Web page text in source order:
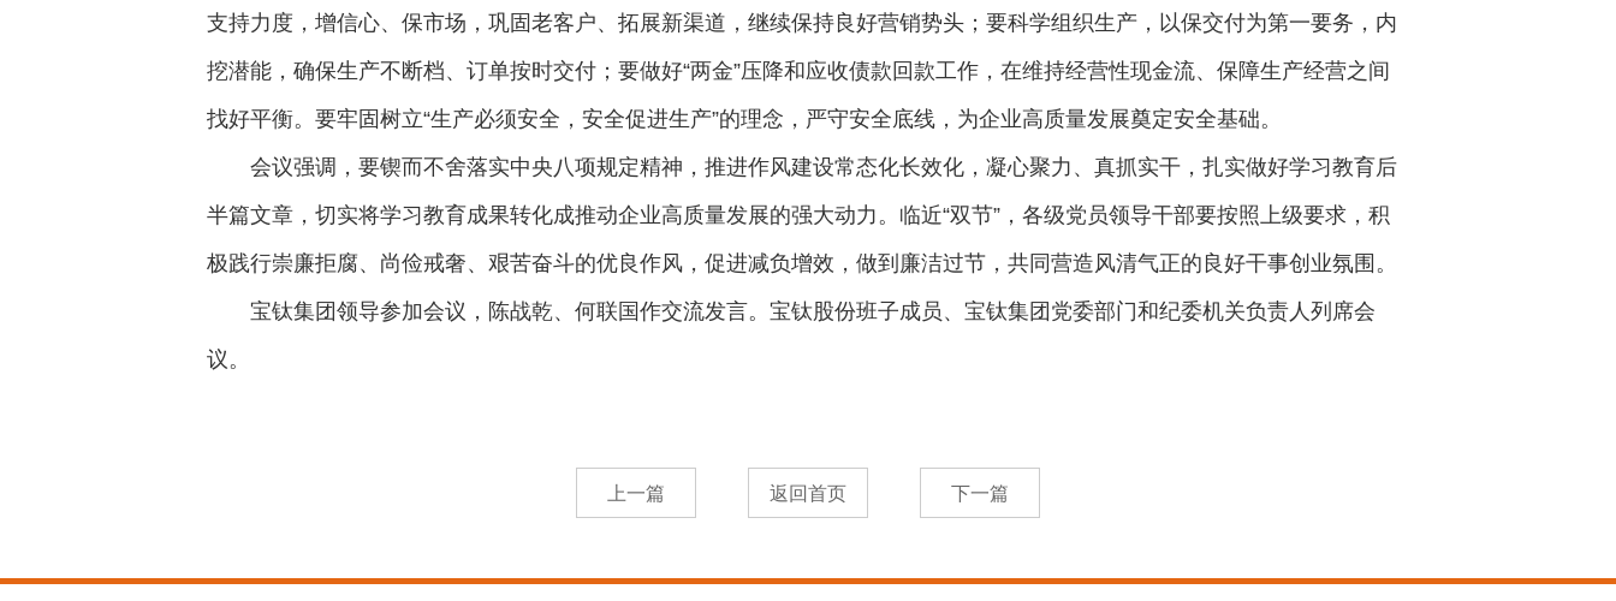
支持力度，增信心、保市场，巩固老客户、拓展新渠道，继续保持良好营销势头；要科学组织生产，以保交付为第一要务，内
挖潜能，确保生产不断档、订单按时交付；要做好“两金”压降和应收债款回款工作，在维持经营性现金流、保障生产经营之间
找好平衡。要牢固树立“生产必须安全，安全促进生产”的理念，严守安全底线，为企业高质量发展奠定安全基础。
会议强调，要锲而不舍落实中央八项规定精神，推进作风建设常态化长效化，凝心聚力、真抓实干，扎实做好学习教育后
半篇文章，切实将学习教育成果转化成推动企业高质量发展的强大动力。临近“双节”，各级党员领导干部要按照上级要求，积
极践行崇廉拒腐、尚俭戒奢、艰苦奋斗的优良作风，促进减负增效，做到廉洁过节，共同营造风清气正的良好干事创业氛围。
宝钛集团领导参加会议，陈战乾、何联国作交流发言。宝钛股份班子成员、宝钛集团党委部门和纪委机关负责人列席会
议。